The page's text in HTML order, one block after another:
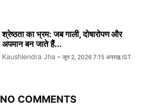
श्रेष्ठता का भ्रम: जब गाली, दोषारोपण और
अपमान बन जाते हैं...
Kaushlendra Jha - जून 2, 2026 7:15 अपराह्न IST
NO COMMENTS